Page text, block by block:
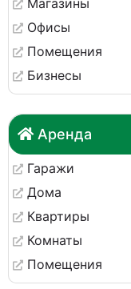
Магазины
Офисы
Помещения
Бизнесы
Аренда
Гаражи
Дома
Квартиры
Комнаты
Помещения